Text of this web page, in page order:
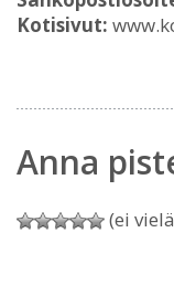
Kotisivut:
Anna
(ei